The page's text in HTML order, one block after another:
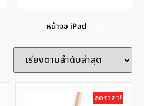
หน้าจอ iPad
ลดราคา!